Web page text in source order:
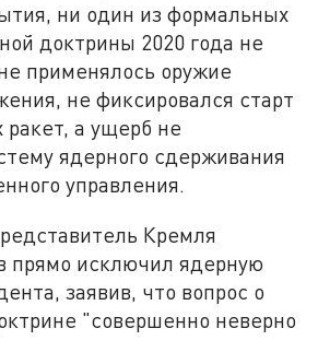
ни один из формальных
доктрины 2020 года не
применялось оружие
не фиксировался старт
ракет, а ущерб не
ядерного сдерживания
управления.
Кремля
прямо исключил ядерную
заявив, что вопрос о
"совершенно неверно